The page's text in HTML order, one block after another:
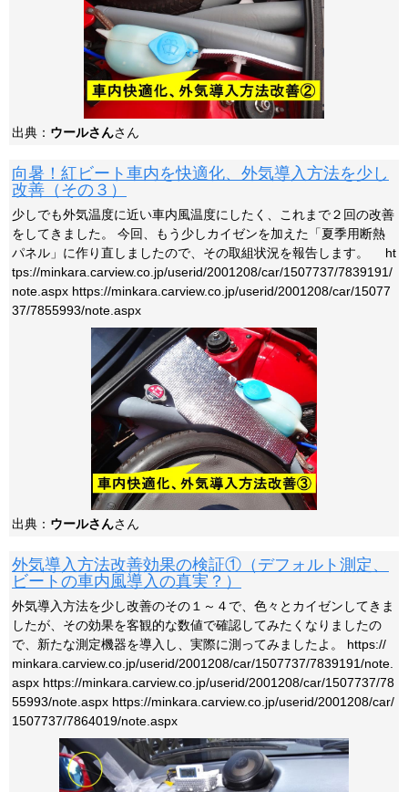
出典： ウールさんさん
向暑！紅ビート車内を快適化、外気導入方法を少し
改善（その３）
少しでも外気温度に近い車内風温度にしたく、これまで２回の改善
をしてきました。 今回、もう少しカイゼンを加えた「夏季用断熱
パネル」に作り直しましたので、その取組状況を報告します。 ht
tps://minkara.carview.co.jp/userid/2001208/car/1507737/7839191/
note.aspx https://minkara.carview.co.jp/userid/2001208/car/15077
37/7855993/note.aspx
出典： ウールさんさん
外気導入方法改善効果の検証①（デフォルト測定、
ビートの車内風導入の真実？）
外気導入方法を少し改善のその１～４で、色々とカイゼンしてきま
したが、その効果を客観的な数値で確認してみたくなりましたの
で、新たな測定機器を導入し、実際に測ってみましたよ。 https://
minkara.carview.co.jp/userid/2001208/car/1507737/7839191/note.
aspx https://minkara.carview.co.jp/userid/2001208/car/1507737/78
55993/note.aspx https://minkara.carview.co.jp/userid/2001208/car/
1507737/7864019/note.aspx